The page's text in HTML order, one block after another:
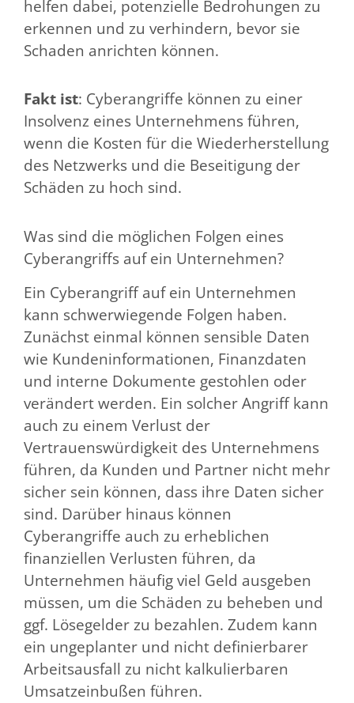
helfen dabei, potenzielle Bedrohungen zu
erkennen und zu verhindern, bevor sie
Schaden anrichten können.
Fakt ist: Cyberangriffe können zu einer
Insolvenz eines Unternehmens führen,
wenn die Kosten für die Wiederherstellung
des Netzwerks und die Beseitigung der
Schäden zu hoch sind.
Was sind die möglichen Folgen eines
Cyberangriffs auf ein Unternehmen?
Ein Cyberangriff auf ein Unternehmen
kann schwerwiegende Folgen haben.
Zunächst einmal können sensible Daten
wie Kundeninformationen, Finanzdaten
und interne Dokumente gestohlen oder
verändert werden. Ein solcher Angriff kann
auch zu einem Verlust der
Vertrauenswürdigkeit des Unternehmens
führen, da Kunden und Partner nicht mehr
sicher sein können, dass ihre Daten sicher
sind. Darüber hinaus können
Cyberangriffe auch zu erheblichen
finanziellen Verlusten führen, da
Unternehmen häufig viel Geld ausgeben
müssen, um die Schäden zu beheben und
ggf. Lösegelder zu bezahlen. Zudem kann
ein ungeplanter und nicht definierbarer
Arbeitsausfall zu nicht kalkulierbaren
Umsatzeinbußen führen.